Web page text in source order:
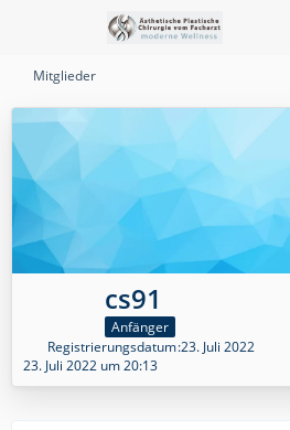
Mitglieder
cs91
Anfänger
Registrierungsdatum 23. Juli 2022
23. Juli 2022 um 20:13